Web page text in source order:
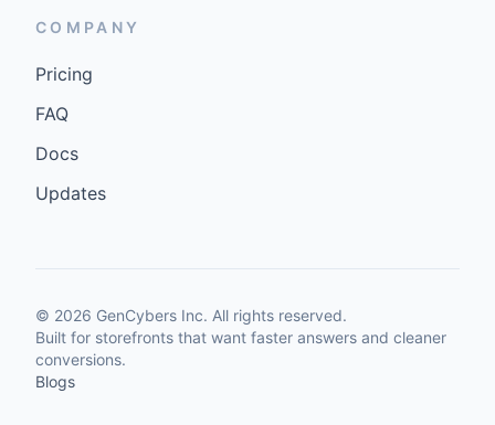
COMPANY
Pricing
FAQ
Docs
Updates
© 2026 GenCybers Inc. All rights reserved.
Built for storefronts that want faster answers and cleaner
conversions.
Blogs